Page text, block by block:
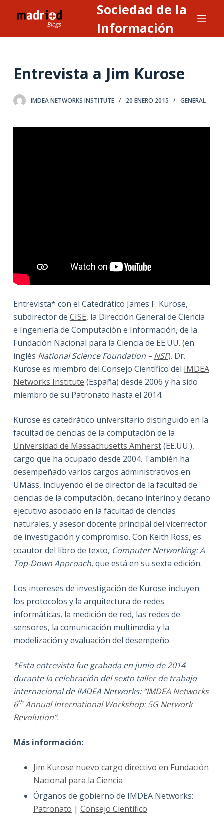
l
o
Sociedad de la
Información
Entrevista a Jim Kurose
IMDEA NETWORKS INSTITUTE 20 ENERO 2015 GENERAL
Entrevista* con el Catedrático James F. Kurose,
subdirector de CISE, la Dirección General de Ciencia
e Ingeniería de Computación e Información, de la
Fundación Nacional para la Ciencia de EE.UU. (en
inglés National Science Foundation –NSF). Dr.
Kurose es miembro del Consejo Científico del IMDEA
Networks Institute (España) desde 2006 y ha sido
miembro de su Patronato hasta el 2014.
Kurose es catedrático universitario distinguido en la
facultad de ciencias de la computación de la
Universidad de Massachusetts Amherst(EE.UU.),
cargo que ha ocupado desde 2004. También ha
desempeñado varios cargos administrativos en
UMass, incluyendo el de director de la facultad de
ciencias de la computación, decano interino y decano
ejecutivo asociado en la facultad de ciencias
naturales, y asesor docente principal del vicerrector
de investigación y compromiso. Con Keith Ross, es
coautor del libro de texto, Computer Networking: A
Top-Down Approach, que está en su sexta edición.
Los intereses de investigación de Kurose incluyen
los protocolos y la arquitectura de redes
informáticas, la medición de red, las redes de
sensores, la comunicación multimedia y la
modelización y evaluación del desempeño.
*Esta entrevista fue grabada en junio de 2014
durante la celebración del sexto taller de trabajo
internacional de IMDEA Networks: “IMDEA Networks
6thAnnual International Workshop: 5G Network
Revolution”.
Más información:
Jim Kurose nuevo cargo directivo en Fundación
Nacional para la Ciencia
Órganos de gobierno de IMDEA Networks:
Patronato | Consejo Científico